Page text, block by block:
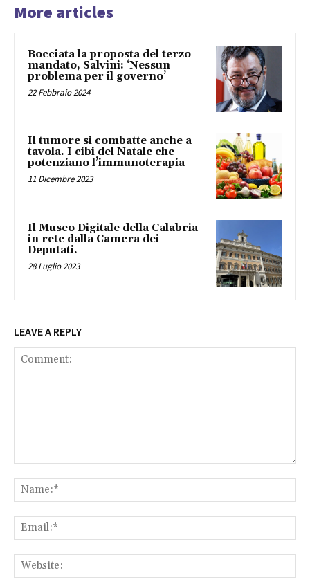
More articles
Bocciata la proposta del terzo
mandato, Salvini: ‘Nessun
problema per il governo’
22 Febbraio 2024
Il tumore si combatte anche a
tavola. I cibi del Natale che
potenziano l’immunoterapia
11 Dicembre 2023
Il Museo Digitale della Calabria
in rete dalla Camera dei
Deputati.
28 Luglio 2023
LEAVE A REPLY